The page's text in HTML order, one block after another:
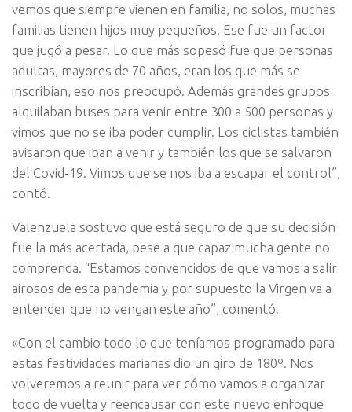
vemos que siempre vienen en familia, no solos, muchas
familias tienen hijos muy pequeños. Ese fue un factor
que jugó a pesar. Lo que más sopesó fue que personas
adultas, mayores de 70 años, eran los que más se
inscribían, eso nos preocupó. Además grandes grupos
alquilaban buses para venir entre 300 a 500 personas y
vimos que no se iba poder cumplir. Los ciclistas también
avisaron que iban a venir y también los que se salvaron
del Covid-19. Vimos que se nos iba a escapar el control”,
contó.
Valenzuela sostuvo que está seguro de que su decisión
fue la más acertada, pese a que capaz mucha gente no
comprenda. “Estamos convencidos de que vamos a salir
airosos de esta pandemia y por supuesto la Virgen va a
entender que no vengan este año”, comentó.
«Con el cambio todo lo que teníamos programado para
estas festividades marianas dio un giro de 180º. Nos
volveremos a reunir para ver cómo vamos a organizar
todo de vuelta y reencausar con este nuevo enfoque